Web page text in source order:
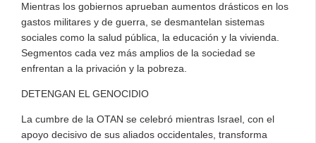
Mientras los gobiernos aprueban aumentos drásticos en los
gastos militares y de guerra, se desmantelan sistemas
sociales como la salud pública, la educación y la vivienda.
Segmentos cada vez más amplios de la sociedad se
enfrentan a la privación y la pobreza.
DETENGAN EL GENOCIDIO
La cumbre de la OTAN se celebró mientras Israel, con el
apoyo decisivo de sus aliados occidentales, transforma